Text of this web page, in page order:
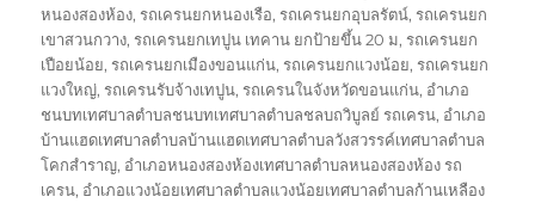
หนองสองห้อง,รถเครนยกหนองเรือ,รถเครนยกอุบลรัตน์,รถเครนยก
เขาสวนกวาง,รถเครนยกเทปูน เทคาน ยกป้ายขึ้น 20 ม,รถเครนยก
เปือยน้อย,รถเครนยกเมืองขอนแก่น,รถเครนยกแวงน้อย,รถเครนยก
แวงใหญ่,รถเครนรับจ้างเทปูน,รถเครนในจังหวัดขอนแก่น, อำเภอ
ชนบทเทศบาลตำบลชนบทเทศบาลตำบลชลบถวิบูลย์ รถเครน, อำเภอ
บ้านแฮดเทศบาลตำบลบ้านแฮดเทศบาลตำบลวังสวรรค์เทศบาลตำบล
โคกสำราญ, อำเภอหนองสองห้องเทศบาลตำบลหนองสองห้อง รถ
เครน, อำเภอแวงน้อยเทศบาลตำบลแวงน้อยเทศบาลตำบลก้านเหลือง